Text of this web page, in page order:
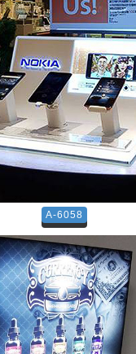
A-6058